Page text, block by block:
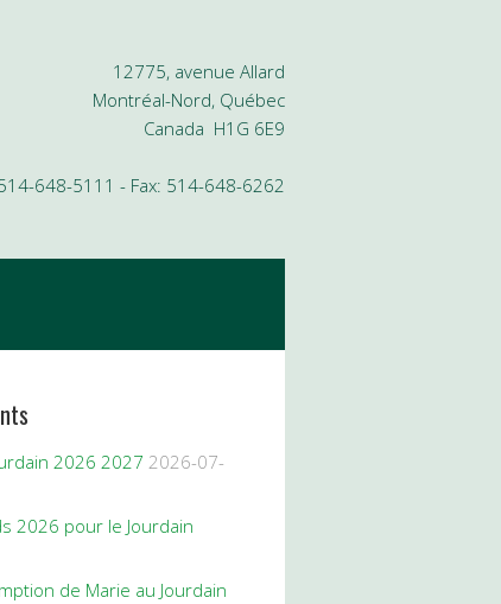
12775, avenue Allard
Montréal-Nord, Québec
Canada H1G 6E9
648-5111 - Fax: 514-648-6262
2026 2027 2026-07-
2026 pour le Jourdain
de Marie au Jourdain